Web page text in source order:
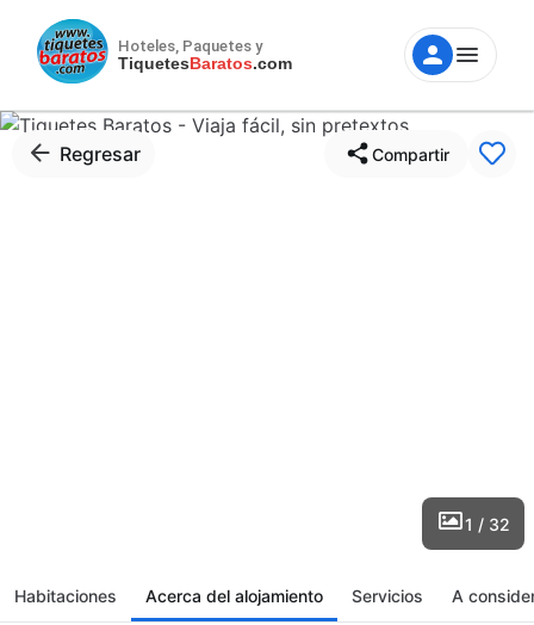
Hoteles, Paquetes y
TiquetesBaratos.com
Regresar Compartir
1 / 32
Habitaciones Acerca del alojamiento Servicios A